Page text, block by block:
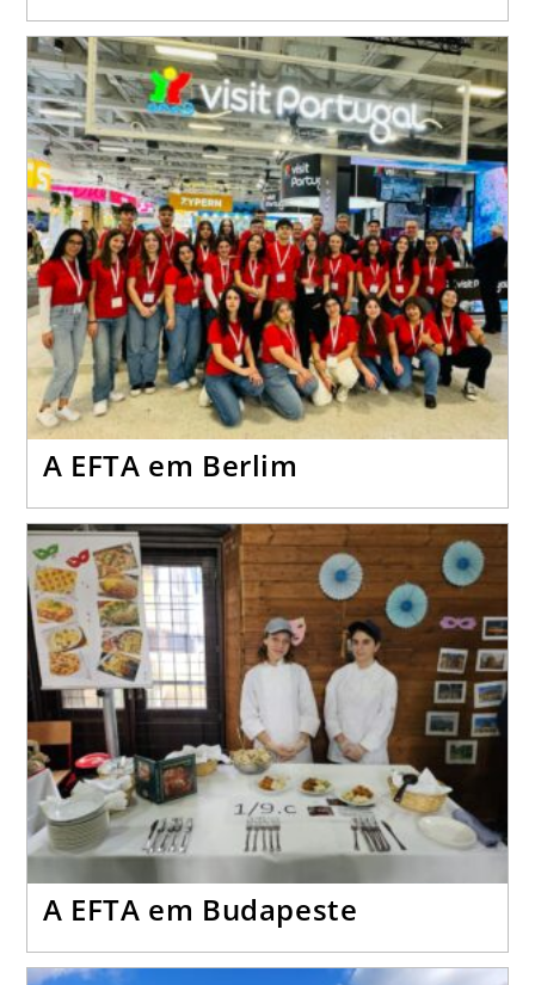
A EFTA em Berlim
A EFTA em Budapeste